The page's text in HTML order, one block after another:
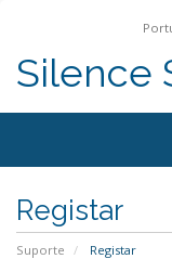
Silence
Registar
Suporte Registar